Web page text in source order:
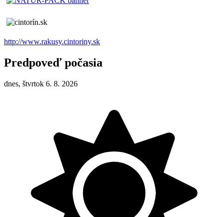
http://www.rakusy.cintoriny.sk
Predpoveď počasia
dnes, štvrtok 6. 8. 2026